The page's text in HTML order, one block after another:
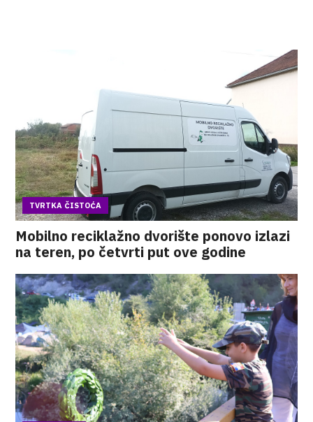
TVRTKA ČISTOĆA
Mobilno reciklažno dvorište ponovo izlazi
na teren, po četvrti put ove godine